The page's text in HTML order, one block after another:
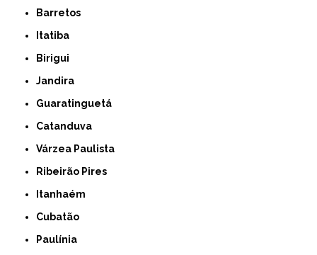
Barretos
Itatiba
Birigui
Jandira
Guaratinguetá
Catanduva
Várzea Paulista
Ribeirão Pires
Itanhaém
Cubatão
Paulínia